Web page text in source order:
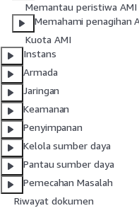
Memantau peristiwa AMI
Memahami penagihan
Kuota AMI
Instans
Armada
Jaringan
Keamanan
Penyimpanan
Kelola sumber daya
Pantau sumber daya
Pemecahan Masalah
Riwayat dokumen